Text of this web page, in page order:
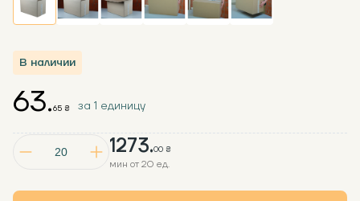
В наличии
1273.00 ₴
мин от 20 ед.
63.65 ₴ за 1 единицу